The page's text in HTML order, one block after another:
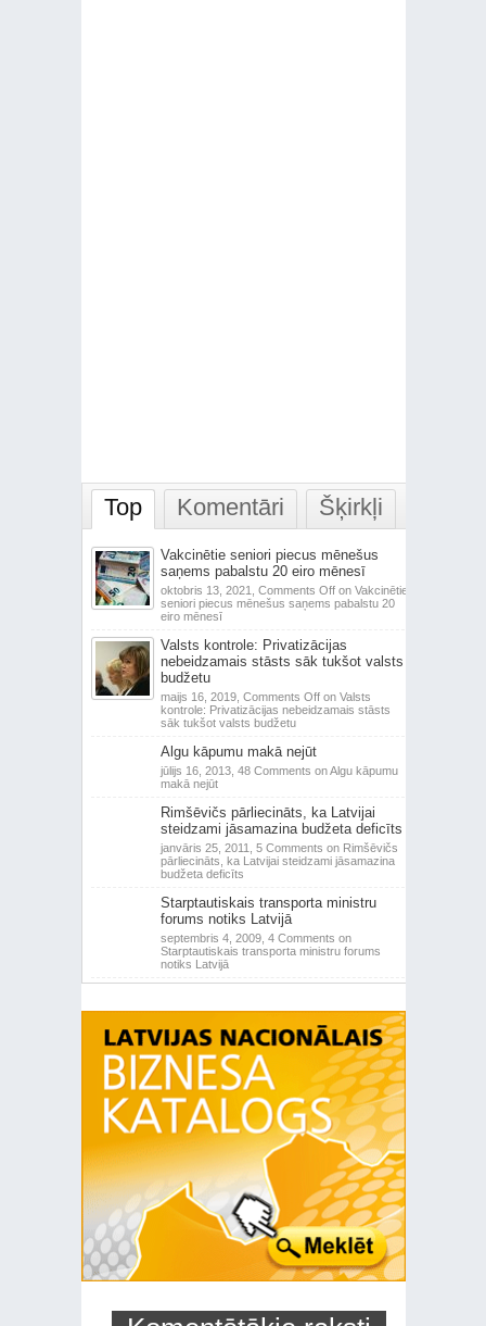
Top Komentāri Šķirkļi
Vakcinētie seniori piecus mēnešus
saņems pabalstu 20 eiro mēnesī
oktobris 13, 2021, Comments Offon Vakcinētie
seniori piecus mēnešus saņems pabalstu 20
eiro mēnesī
Valsts kontrole: Privatizācijas
nebeidzamais stāsts sāk tukšot valsts
budžetu
maijs 16, 2019, Comments Offon Valsts
kontrole: Privatizācijas nebeidzamais stāsts
sāk tukšot valsts budžetu
Algu kāpumu makā nejūt
jūlijs 16, 2013, 48 Comments on Algu kāpumu
makā nejūt
Rimšēvičs pārliecināts, ka Latvijai
steidzami jāsamazina budžeta deficīts
janvāris 25, 2011, 5 Comments on Rimšēvičs
pārliecināts, ka Latvijai steidzami jāsamazina
budžeta deficīts
Starptautiskais transporta ministru
forums notiks Latvijā
septembris 4, 2009, 4 Comments on
Starptautiskais transporta ministru forums
notiks Latvijā